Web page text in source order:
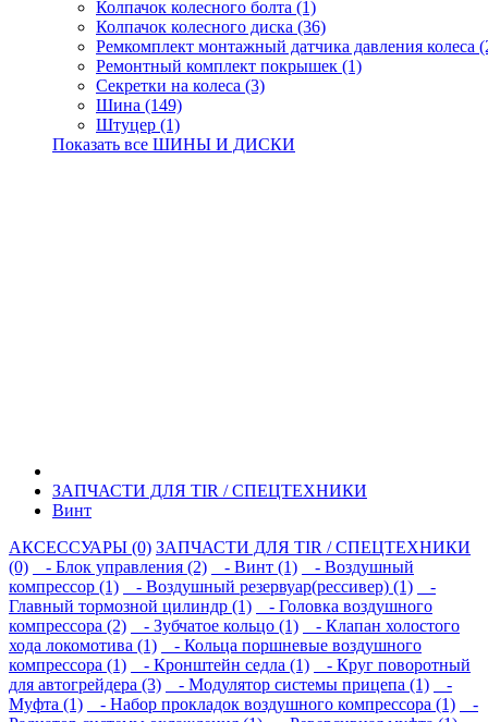
Колпачок колесного болта (1)
Колпачок колесного диска (36)
Ремкомплект монтажный датчика давления колеса
Ремонтный комплект покрышек (1)
Секретки на колеса (3)
Шина (149)
Штуцер (1)
Показать все ШИНЫ И ДИСКИ
ЗАПЧАСТИ ДЛЯ TIR / СПЕЦТЕХНИКИ
Винт
АКСЕССУАРЫ (0) ЗАПЧАСТИ ДЛЯ TIR / СПЕЦТЕХНИКИ
(0)
- Блок управления (2) - Винт (1)
- Воздушный
компрессор (1)
- Воздушный резервуар(рессивер) (1)
-
Главный тормозной цилиндр (1)
- Головка воздушного
компрессора (2)
- Зубчатое кольцо (1)
- Клапан холостого
хода локомотива (1)
- Кольца поршневые воздушного
компрессора (1)
- Кронштейн седла (1)
- Круг поворотный
для автогрейдера (3)
- Модулятор системы прицепа (1)
-
Муфта (1)
- Набор прокладок воздушного компрессора (1)
-